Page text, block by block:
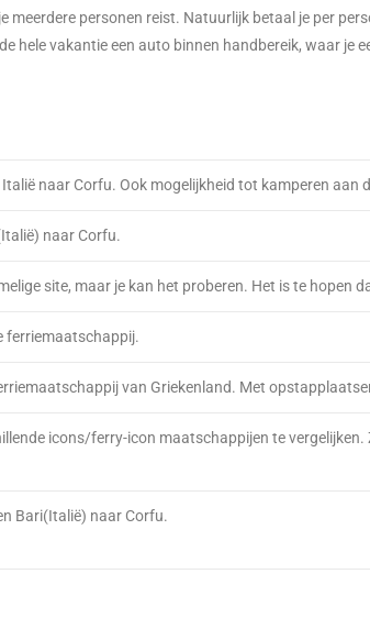
meerdere personen reist. Natuurlijk betaal je per
hele vakantie een auto binnen handbereik, waar je
naar Corfu. Ook mogelijkheid tot kamperen aan
naar Corfu.
site, maar je kan het proberen. Het is te hopen
ferriemaatschappij.
van Griekenland. Met
icons/ferry-icon maatschappijen te
Bari(Italië) naar Corfu.